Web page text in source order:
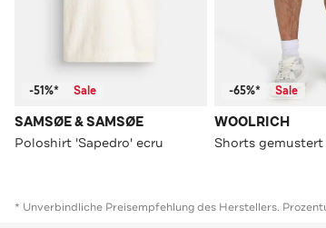
-51%* Sale
SAMSØE & SAMSØE
Poloshirt 'Sapedro' ecru
-65%* Sale
WOOLRICH
Shorts gemustert
* Unverbindliche Preisempfehlung des Herstellers.